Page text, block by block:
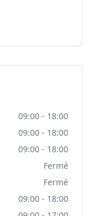
09:00 - 18:00
09:00 - 18:00
09:00 - 18:00
Fermé
Fermé
09:00 - 18:00